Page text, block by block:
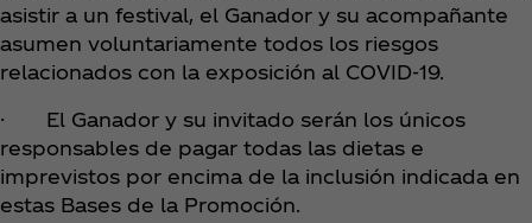
asistir a un festival, el Ganador y su acompañante
asumen voluntariamente todos los riesgos
relacionados con la exposición al COVID-19.
· El Ganador y su invitado serán los únicos
responsables de pagar todas las dietas e
imprevistos por encima de la inclusión indicada en
estas Bases de la Promoción.